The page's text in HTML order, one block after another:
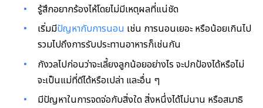
รู้สึกอยากร้องไห้โดยไม่มีเหตุผลที่แน่ชัด
เริ่มมีปัญหากับการนอน เช่น การนอนเยอะ หรือน้อยเกินไป
รวมไปถึงการรับประทานอาหารก็เช่นกัน
กังวลไปก่อนว่าจะเลี้ยงลูกน้อยอย่างไร จะปกป้องได้หรือไม่
จะเป็นแม่ที่ดีได้หรือเปล่า และอื่น ๆ
มีปัญหาในการจดจ่อกับสิ่งใด สิ่งหนึ่งได้ไม่นาน หรือสมาธิ